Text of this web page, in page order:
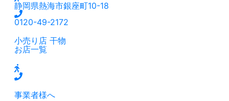
静岡県熱海市銀座町10-18
0120-49-2172
小売り店 干物
お店一覧
事業者様へ